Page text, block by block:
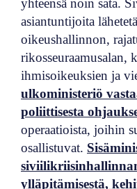
yhteensä noin sata.
asiantuntijoita
oikeushallinnon,
rikosseuraamusalan,
ihmisoikeuksien ja
ulkoministeriö
poliittisesta
operaatioista, joihin
osallistuvat.
ylläpitämisestä,